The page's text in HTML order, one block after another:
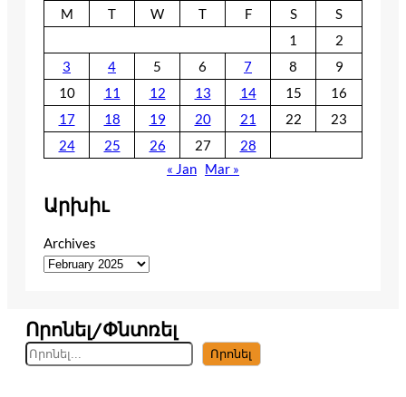
M
T W T F S
S
1
2
3
4 5 6 7 8
9
10
11 12 13 14 15
16
17
18 19 20 21 22
23
24
25 26 27
28
« Jan Mar »
Արխիւ
Archives
Որոնել/Փնտռել
S
e
Որոնել